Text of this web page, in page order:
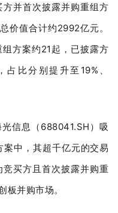
并首次披露并购重组方
价值合计约2992亿元。
方案约21起，已披露方
比分别提升至19%、
信息（688041.SH）吸
中，其超千亿元的交易
买方且首次披露并购重
板并购市场。